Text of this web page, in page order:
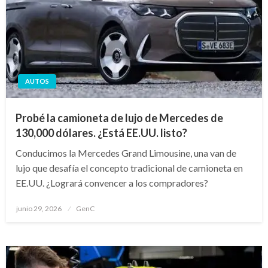
AUTOS
Probé la camioneta de lujo de Mercedes de
130,000 dólares. ¿Está EE.UU. listo?
Conducimos la Mercedes Grand Limousine, una van de
lujo que desafía el concepto tradicional de camioneta en
EE.UU. ¿Logrará convencer a los compradores?
Publicado
junio 29, 2026 GenC